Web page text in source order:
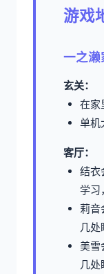
游戏
一之濑
玄关：
在家
单机
客厅：
结衣
学习
莉音
几处
美雪
几处